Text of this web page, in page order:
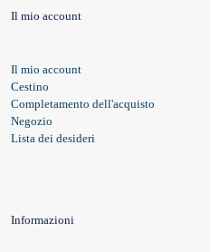
Il mio account
Il mio account
Cestino
Completamento dell'acquisto
Negozio
Lista dei desideri
Informazioni